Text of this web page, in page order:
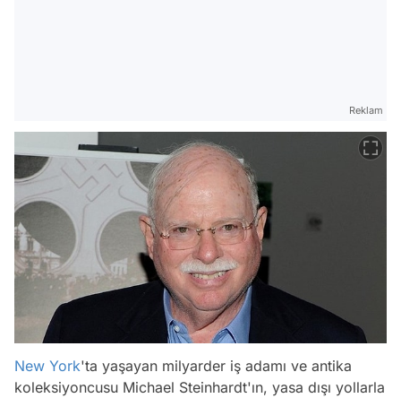
Reklam
New York'ta yaşayan milyarder iş adamı ve antika
koleksiyoncusu Michael Steinhardt'ın, yasa dışı yollarla